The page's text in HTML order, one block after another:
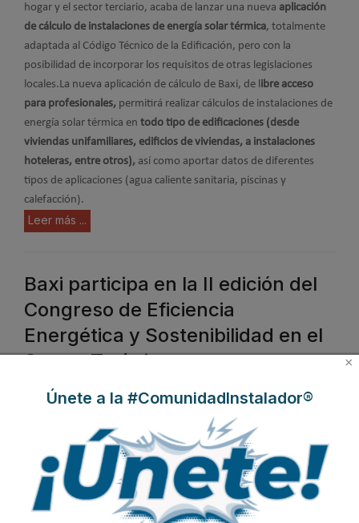
hogar y el sector terciario, acaba de lanzar una nueva aplicación
de cálculo de instalaciones de energía solar térmica, totalmente
adaptada al Código Técnico de la Edificación, pero con la
posibilidad de incorporar los requisitos de otras legislaciones
locales.La nueva aplicación de cálculo de Baxi, de l ibre acceso
para profesionales, permitirá realizar cálculos de instalaciones de
energía solar térmica en todo tipo de edificaciones (desde
viviendas unifamiliares, edificios de viviendas, a instalaciones
hoteleras, entre otros), así como aportar datos de diferentes
tipos de aplicaciones (agua caliente sanitaria, piscinas y
calefacción).
Leer más ...
Baxi participa en la II edición del
Congreso de Eficiencia
Energética y Sostenibilidad en el
Sector Turístico
Publicado en
×
Únete a la #ComunidadInstalador®